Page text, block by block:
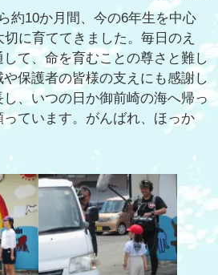
約10か月間、今の6年生を中心
に育ててきました。毎日のえ
て、命を育むことの尊さと難し
保護者の皆様の支えにも感謝し
、いつの日か御前崎の海へ帰っ
ています。がんばれ、ほっか